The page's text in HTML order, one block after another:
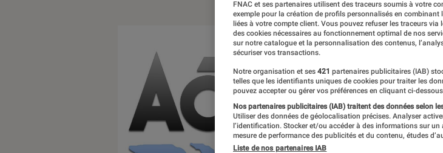
FNAC et ses partenaires utilisent des traceurs soumis à votre
exemple pour la création de profils personnalisés en combinant
liées à votre compte client. Vous pouvez refuser les traceurs via
des cookies nécessaires au fonctionnement optimal de nos
sur notre catalogue et la personnalisation des contenus,
sécuriser vos transactions.
Notre organisation et ses 421 partenaires publicitaires (IAB)
telles que les identifiants uniques de cookies pour traiter les
pouvez accepter ou gérer vos préférences en cliquant ci-
Nos partenaires publicitaires (IAB) traitent des données selon
Utiliser des données de géolocalisation précises. Analyser
l’identification. Stocker et/ou accéder à des informations sur
mesure de performance des publicités et du contenu, études
Liste de nos partenaires IAB